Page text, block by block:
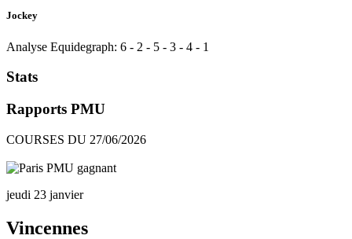
Jockey
Analyse Equidegraph: 6 - 2 - 5 - 3 - 4 - 1
Stats
Rapports PMU
COURSES DU 27/06/2026
jeudi 23 janvier
Vincennes